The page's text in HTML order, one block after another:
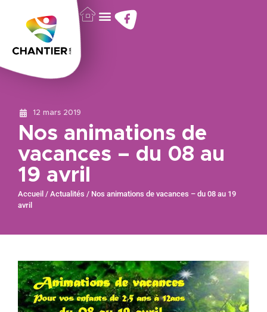
12 mars 2019
Nos animations de
vacances – du 08 au
19 avril
Accueil / Actualités / Nos animations de vacances – du 08 au 19
avril